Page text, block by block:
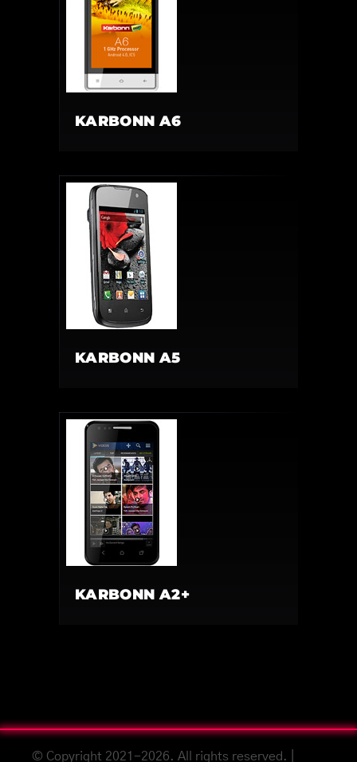
KARBONN A6
KARBONN A5
KARBONN A2+
© Copyright 2021-2026. All rights reserved. |